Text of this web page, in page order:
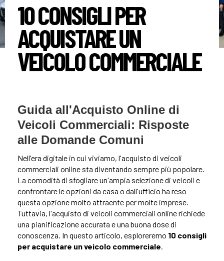
10 CONSIGLI PER
ACQUISTARE UN
VEICOLO COMMERCIALE
Guida all'Acquisto Online di
Veicoli Commerciali: Risposte
alle Domande Comuni
Nell'era digitale in cui viviamo, l'acquisto di veicoli
commerciali online sta diventando sempre più popolare.
La comodità di sfogliare un'ampia selezione di veicoli e
confrontare le opzioni da casa o dall'ufficio ha reso
questa opzione molto attraente per molte imprese.
Tuttavia, l'acquisto di veicoli commerciali online richiede
una pianificazione accurata e una buona dose di
conoscenza. In questo articolo, esploreremo 10 consigli
per acquistare un veicolo commerciale.